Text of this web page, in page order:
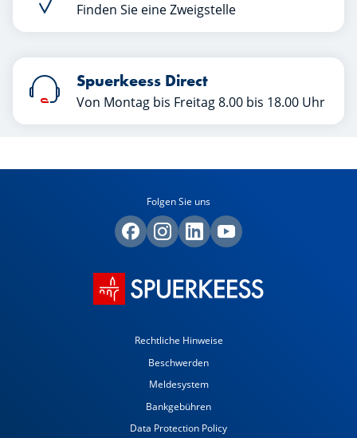
Finden Sie eine Zweigstelle
Spuerkeess Direct
Von Montag bis Freitag 8.00 bis 18.00 Uhr
Folgen Sie uns
Rechtliche Hinweise
Beschwerden
Meldesystem
Bankgebühren
Data Protection Policy